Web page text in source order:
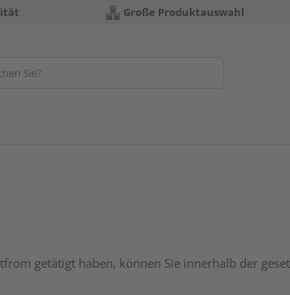
Große Produktauswahl
getätigt haben, können Sie innerhalb der